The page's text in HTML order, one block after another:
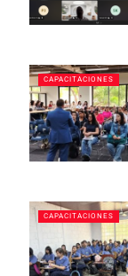
CAPACITACIONES
CAPACITACIONES